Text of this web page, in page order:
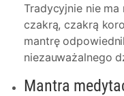
Tradycyjnie nie
czakrą, czakrą
mantrę
niezauważalnego
Mantra